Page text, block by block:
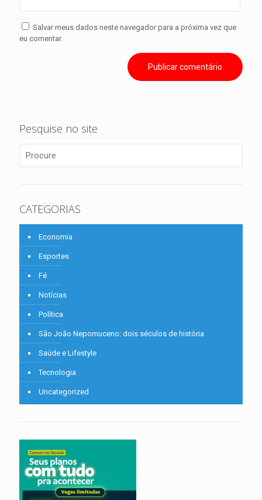
Salvar meus dados neste navegador para a próxima vez que
eu comentar.
Pesquise no site
CATEGORIAS
Economia
Esportes
Fé
Notícias
Política
São João Nepomuceno: dois séculos de história
Saúde e Lifestyle
Tecnologia
Uncategorized